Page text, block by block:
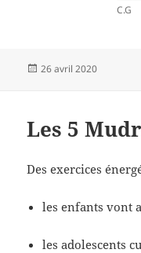
C.G
Publié
26 avril 2020
Les 5
Des exercices
les enfants vont
les adolescents